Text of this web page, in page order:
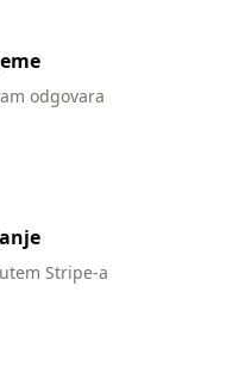
odgovara
Stripe-a